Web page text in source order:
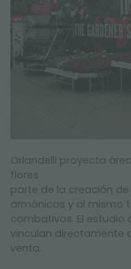
Orlandelli proyecta
flores
parte de la creación
armónicos y al mismo
combativos. El estudio
vinculan directamente
venta.